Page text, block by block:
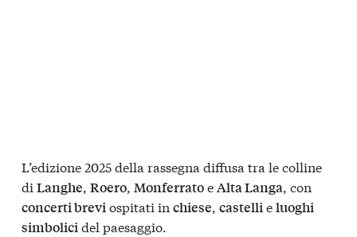
L’edizione 2025 della rassegna diffusa tra le colline
di Langhe, Roero, MonferratoeAlta Langa, con
concerti breviospitati in chiese, castellieluoghi
simbolicidel paesaggio.